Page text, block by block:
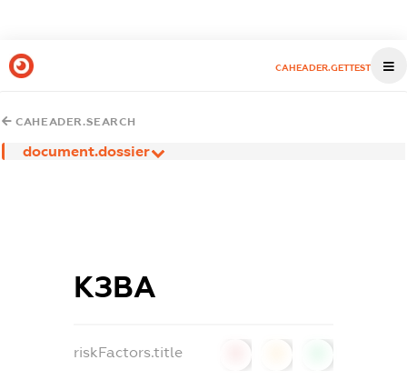
CAHEADER.GETTEST
CAHEADER.SEARCH
document.dossier
КЗВА
riskFactors.title